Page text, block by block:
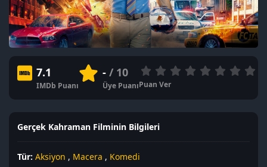
7.1
IMDb Puanı
-/ 10
Üye PuanıPuan Ver
Gerçek Kahraman Filminin Bilgileri
Tür: Aksiyon , Macera , Komedi